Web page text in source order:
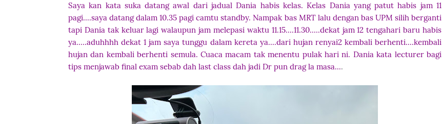
Saya kan kata suka datang awal dari jadual Dania habis kelas. Kelas Dania yang patut habis jam 11
pagi....saya datang dalam 10.35 pagi camtu standby. Nampak bas MRT lalu dengan bas UPM silih berganti
tapi Dania tak keluar lagi walaupun jam melepasi waktu 11.15....11.30.....dekat jam 12 tengahari baru habis
ya.....aduhhhh dekat 1 jam saya tunggu dalam kereta ya....dari hujan renyai2 kembali berhenti....kembali
hujan dan kembali berhenti semula. Cuaca macam tak menentu pulak hari ni. Dania kata lecturer bagi
tips menjawab final exam sebab dah last class dah jadi Dr pun drag la masa....